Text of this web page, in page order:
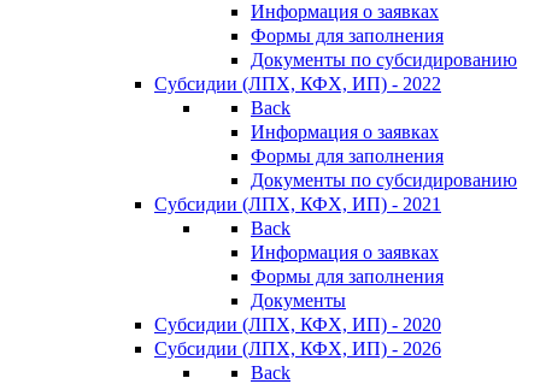
Информация о заявках
Формы для заполнения
Документы по субсидированию
Субсидии (ЛПХ, КФХ, ИП) - 2022
Back
Информация о заявках
Формы для заполнения
Документы по субсидированию
Субсидии (ЛПХ, КФХ, ИП) - 2021
Back
Информация о заявках
Формы для заполнения
Документы
Субсидии (ЛПХ, КФХ, ИП) - 2020
Субсидии (ЛПХ, КФХ, ИП) - 2026
Back